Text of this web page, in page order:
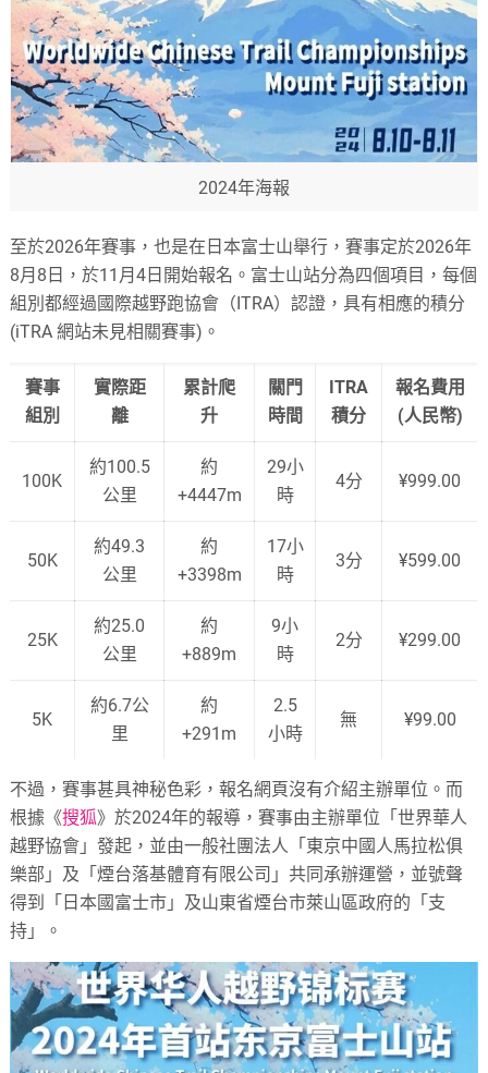
2024年海報
至於2026年賽事，也是在日本富士山舉行，賽事定於2026年
8月8日，於11月4日開始報名。富士山站分為四個項目，每個
組別都經過國際越野跑協會（ITRA）認證，具有相應的積分
(iTRA 網站未見相關賽事)。
賽事
組別
實際距
離
累計爬
升
關門
時間
ITRA
積分
報名費用
(人民幣)
100K
約100.5
公里
約
+4447m
29小
時
4分 ¥999.00
50K
約49.3
公里
約
+3398m
17小
時
3分 ¥599.00
25K
約25.0
公里
約
+889m
9小
時
2分 ¥299.00
5K
約6.7公
里
約
+291m
2.5
小時
無 ¥99.00
不過，賽事甚具神秘色彩，報名網頁沒有介紹主辦單位。而
根據《搜狐》於2024年的報導，賽事由主辦單位「世界華人
越野協會」發起，並由一般社團法人「東京中國人馬拉松俱
樂部」及「煙台落基體育有限公司」共同承辦運營，並號聲
得到「日本國富士市」及山東省煙台市萊山區政府的「支
持」。